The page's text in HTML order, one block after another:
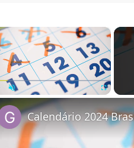
×
Calendário 2024